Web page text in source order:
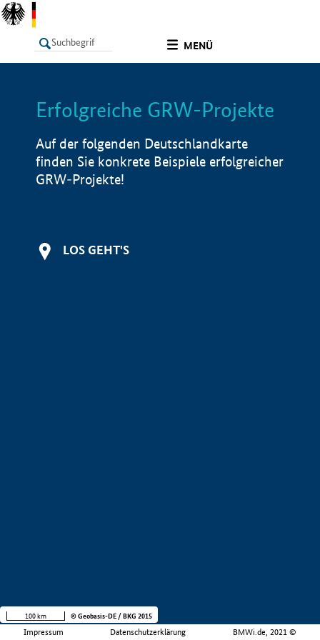
MENÜ
LISTE Info
Erfolgreiche GRW-Projekte
Auf der folgenden Deutschlandkarte
finden Sie konkrete Beispiele erfolgreicher
GRW-Projekte!
LOS GEHT'S
Impressum Datenschutzerklärung BMWi.de, 2021 ©
100 km © Geobasis-DE / BKG 2015